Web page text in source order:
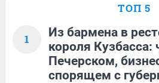
ТОП 5
1
Из бармена в
короля
Печерском,
спорящем с